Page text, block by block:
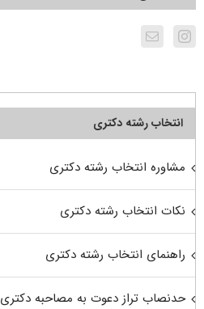
انتخاب رشته دکتری
مشاوره انتخاب رشته دکتری
نکات انتخاب رشته دکتری
راهنمای انتخاب رشته دکتری
حدنصاب تراز دعوت به مصاحبه دکتری